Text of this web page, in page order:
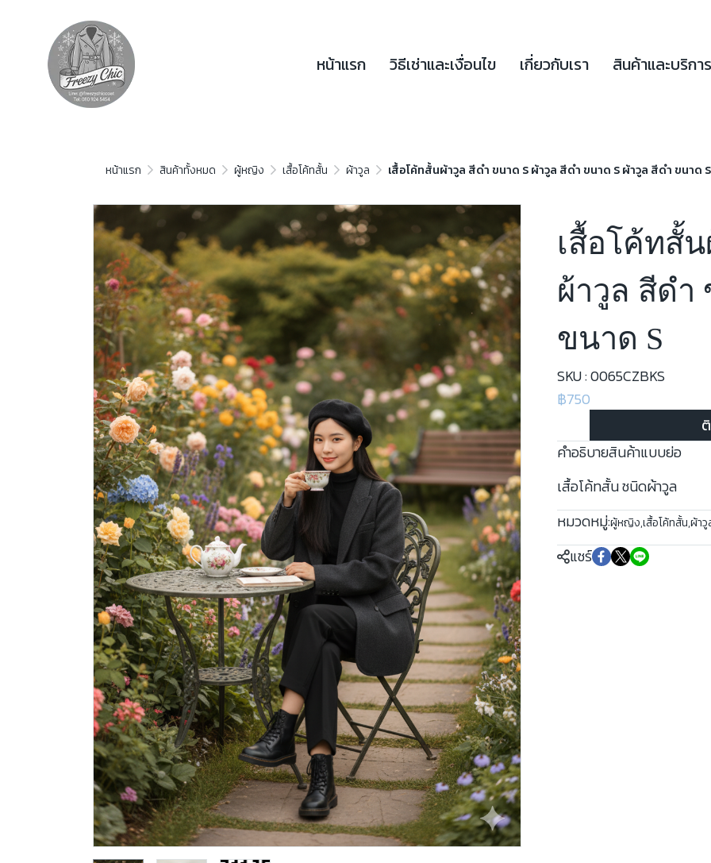
หน้าแรก วิธีเช่าและเงื่อนไข เกี่ยวกับเรา สินค้าและบริการ
หน้าแรก สินค้าทั้งหมด ผู้หญิง เสื้อโค้ทสั้น ผ้าวูล เสื้อโค้ทสั้นผ้าวูล สีดำ ขนาด S ผ้าวูล สีดำ ขนาด S ผ้าวูล สีดำ ขนาด S
เสื้อโค้ทสั้
ผ้าวูล สีดำ
ขนาด S
SKU : 0065CZBKS
฿750
คำอธิบายสินค้าแบบย่อ
เสื้อโค้ทสั้น ชนิดผ้าวูล
หมวดหมู่:ผู้หญิง,เสื้อโค้ทสั้น,ผ้าวู
แชร์